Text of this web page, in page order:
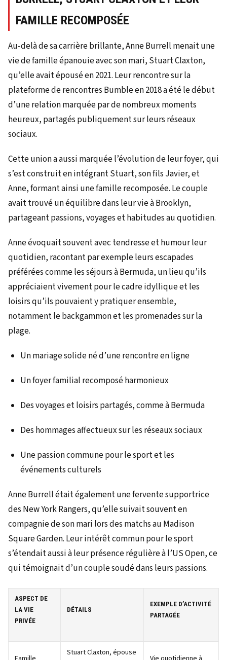
FAMILLE RECOMPOSÉE
Au-delà de sa carrière brillante, Anne Burrell menait une
vie de famille épanouie avec son mari, Stuart Claxton,
qu’elle avait épousé en 2021. Leur rencontre sur la
plateforme de rencontres Bumble en 2018 a été le début
d’une relation marquée par de nombreux moments
heureux, partagés publiquement sur leurs réseaux
sociaux.
Cette union a aussi marquée l’évolution de leur foyer, qui
s’est construit en intégrant Stuart, son fils Javier, et
Anne, formant ainsi une famille recomposée. Le couple
avait trouvé un équilibre dans leur vie à Brooklyn,
partageant passions, voyages et habitudes au quotidien.
Anne évoquait souvent avec tendresse et humour leur
quotidien, racontant par exemple leurs escapades
préférées comme les séjours à Bermuda, un lieu qu’ils
appréciaient vivement pour le cadre idyllique et les
loisirs qu’ils pouvaient y pratiquer ensemble,
notamment le backgammon et les promenades sur la
plage.
Un mariage solide né d’une rencontre en ligne
Un foyer familial recomposé harmonieux
Des voyages et loisirs partagés, comme à Bermuda
Des hommages affectueux sur les réseaux sociaux
Une passion commune pour le sport et les
événements culturels
Anne Burrell était également une fervente supportrice
des New York Rangers, qu’elle suivait souvent en
compagnie de son mari lors des matchs au Madison
Square Garden. Leur intérêt commun pour le sport
s’étendait aussi à leur présence régulière à l’US Open, ce
qui témoignait d’un couple soudé dans leurs passions.
ASPECT DE
LA VIE
PRIVÉE
DÉTAILS
EXEMPLE D’ACTIVITÉ
PARTAGÉE
Stuart Claxton, épouse